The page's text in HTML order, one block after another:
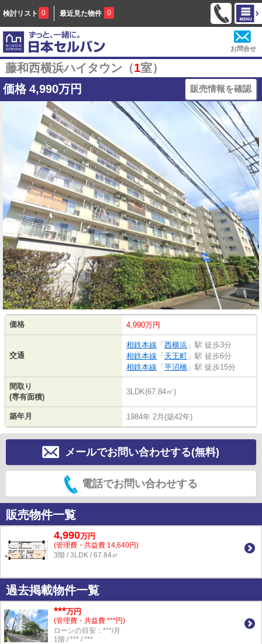
検討リスト 0 最近見た物件 0
お問合せ
藤和西横浜ハイタウン（1室）
価格 4,990万円 販売情報を確認
価格 4,990万円
交通
相鉄本線 「 西横浜 」駅 徒歩3分
相鉄本線 「 天王町 」駅 徒歩6分
相鉄本線 「 平沼橋 」駅 徒歩15分
間取り
(専有面積)
3LDK(67.84㎡)
築年月 1984年 2月(築42年)
メールでお問い合わせする(無料)
電話でお問い合わせする
販売物件一覧
4,990万円
(管理費・共益費 14,640円)
3階 / 3LDK / 67.84㎡
過去掲載物件一覧
***万円
(管理費・共益費 ***円)
ローンの目安：***/月
1階 / *** / ***